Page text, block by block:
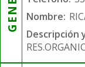
Nombre:
Descripción